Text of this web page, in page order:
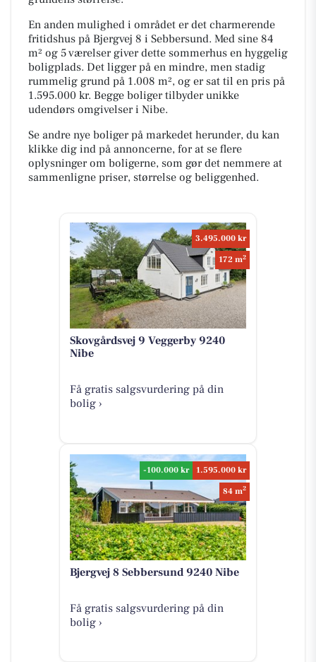
En anden mulighed i området er det charmerende
fritidshus på Bjergvej 8 i Sebbersund. Med sine 84
m² og 5 værelser giver dette sommerhus en hyggelig
boligplads. Det ligger på en mindre, men stadig
rummelig grund på 1.008 m², og er sat til en pris på
1.595.000 kr. Begge boliger tilbyder unikke
udendørs omgivelser i Nibe.
Se andre nye boliger på markedet herunder, du kan
klikke dig ind på annoncerne, for at se flere
oplysninger om boligerne, som gør det nemmere at
sammenligne priser, størrelse og beliggenhed.
3.495.000 kr
172 m2
Skovgårdsvej 9 Veggerby 9240
Nibe
Få gratis salgsvurdering på din
bolig ›
-100.000 kr
1.595.000 kr
84 m2
Bjergvej 8 Sebbersund 9240 Nibe
Få gratis salgsvurdering på din
bolig ›